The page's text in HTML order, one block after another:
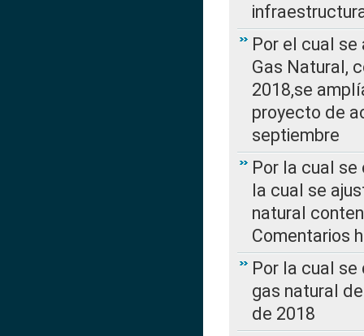
Por el cual
Gas Natural,
2018,se
proyecto de
septiembre
Por la cual se
la cual se
natural
Comentarios
Por la cual
gas natural
de 2018